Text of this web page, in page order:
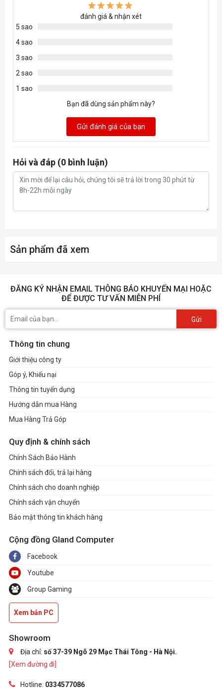
đánh giá & nhận xét
5 sao
4 sao
3 sao
2 sao
1 sao
Bạn đã dùng sản phẩm này?
Gửi đánh giá của bạn
Hỏi và đáp (0 bình luận)
Sản phẩm đã xem
ĐĂNG KÝ NHẬN EMAIL THÔNG BÁO KHUYẾN MẠI HOẶC
ĐỂ ĐƯỢC TƯ VẤN MIỄN PHÍ
Gửi
Thông tin chung
Giới thiệu công ty
Góp ý, Khiếu nại
Thông tin tuyển dụng
Hướng dẫn mua Hàng
Mua Hàng Trả Góp
Quy định & chính sách
Chính Sách Bảo Hành
Chính sách đổi, trả lại hàng
Chính sách cho doanh nghiệp
Chính sách vận chuyển
Bảo mật thông tin khách hàng
Cộng đồng Gland Computer
Facebook
Youtube
Group Gaming
Xem bản PC
Showroom
Địa chỉ: số 37-39 Ngõ 29 Mạc Thái Tông - Hà Nội.
[Xem đường đi]
Hotline: 0334577086